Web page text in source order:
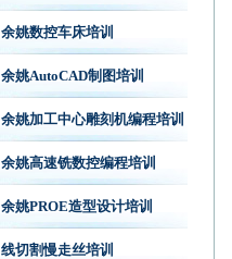
余姚数控车床培训
余姚AutoCAD制图培训
余姚加工中心雕刻机编程培训
余姚高速铣数控编程培训
余姚PROE造型设计培训
线切割慢走丝培训